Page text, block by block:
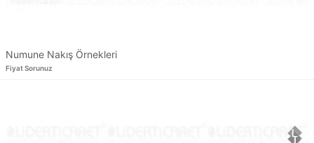
Numune Nakış Örnekleri
Fiyat Sorunuz